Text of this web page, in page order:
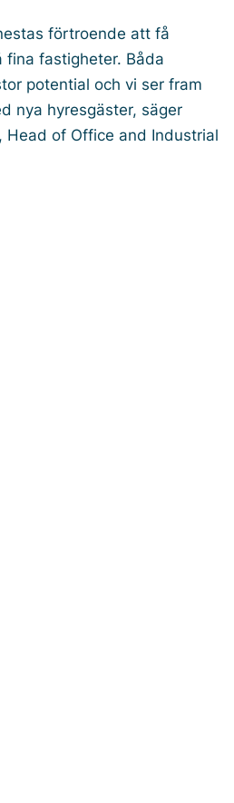
förtroende att få
fastigheter. Båda
potential och vi ser fram
nya hyresgäster, säger
Head of Office and Industrial